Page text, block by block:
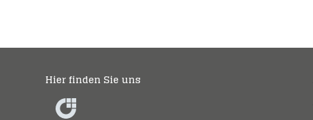
Hier finden Sie uns